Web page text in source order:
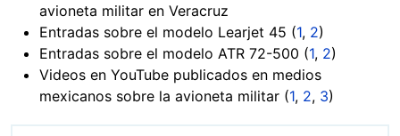
avioneta militar en Veracruz
Entradas sobre el modelo Learjet 45 (1, 2)
Entradas sobre el modelo ATR 72-500 (1, 2)
Videos en YouTube publicados en medios
mexicanos sobre la avioneta militar (1, 2, 3)